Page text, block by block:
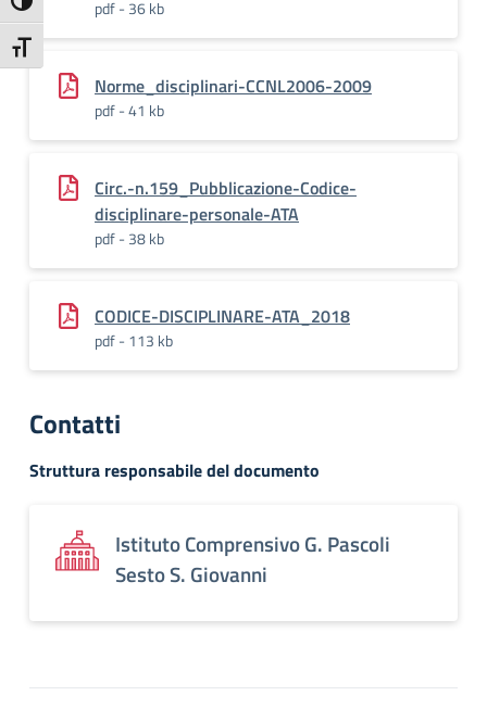
Attiva/disattiva alto contrasto
Attiva/disattiva dimensione testo
pdf - 36 kb
Norme_disciplinari-CCNL2006-2009
pdf - 41 kb
Circ.-n.159_Pubblicazione-Codice-
disciplinare-personale-ATA
pdf - 38 kb
CODICE-DISCIPLINARE-ATA_2018
pdf - 113 kb
Contatti
Struttura responsabile del documento
Istituto Comprensivo G. Pascoli
Sesto S. Giovanni